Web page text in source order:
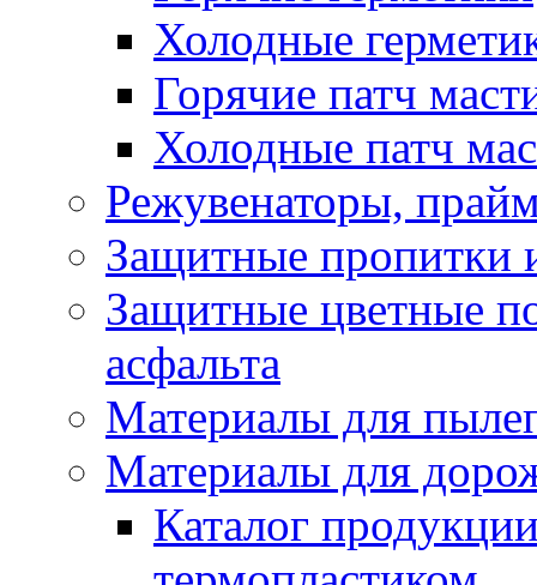
Холодные
Горячие патч
Холодные патч
Режувенаторы,
Защитные пропитки
Защитные цветные
асфальта
Материалы для
Материалы для
Каталог